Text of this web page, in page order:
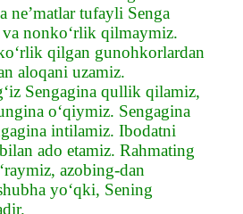
ne’matlar tufayli Senga
nonko‘rlik qilmaymiz.
qilgan gunohkorlardan
aloqani uzamiz.
Sengagina qullik qilamiz,
o‘qiymiz. Sengagina
intilamiz. Ibodatni
ado etamiz. Rahmating
azobing-dan
yo‘qki, Sening